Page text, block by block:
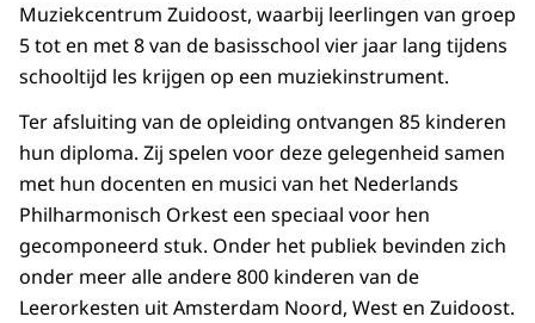
Muziekcentrum Zuidoost, waarbij leerlingen van groep
5 tot en met 8 van de basisschool vier jaar lang tijdens
schooltijd les krijgen op een muziekinstrument.
Ter afsluiting van de opleiding ontvangen 85 kinderen
hun diploma. Zij spelen voor deze gelegenheid samen
met hun docenten en musici van het Nederlands
Philharmonisch Orkest een speciaal voor hen
gecomponeerd stuk. Onder het publiek bevinden zich
onder meer alle andere 800 kinderen van de
Leerorkesten uit Amsterdam Noord, West en Zuidoost.